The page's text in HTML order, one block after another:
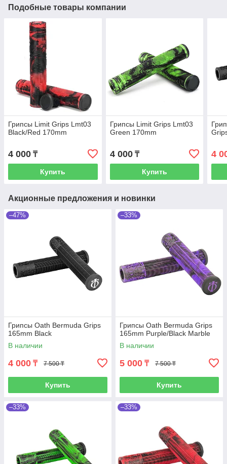
Подобные товары компании
Грипсы Limit Grips Lmt03
Black/Red 170mm
4 000 ₸
Купить
Грипсы Limit Grips Lmt03
Green 170mm
4 000₸
Купить
4
Акционные предложения и новинки
–47%
Грипсы Oath Bermuda Grips
165mm Black
В наличии
4 000 ₸ 7 500 ₸
Купить
–33%
Грипсы Oath Bermuda Grips
165mm Purple/Black Marble
В наличии
5 000 ₸ 7 500 ₸
Купить
–33% –33%